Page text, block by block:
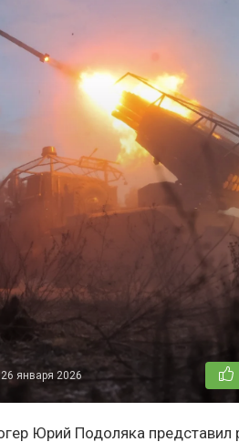
января 2026
Юрий Подоляка представил